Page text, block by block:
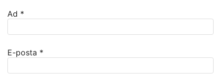
Ad *
E-posta *